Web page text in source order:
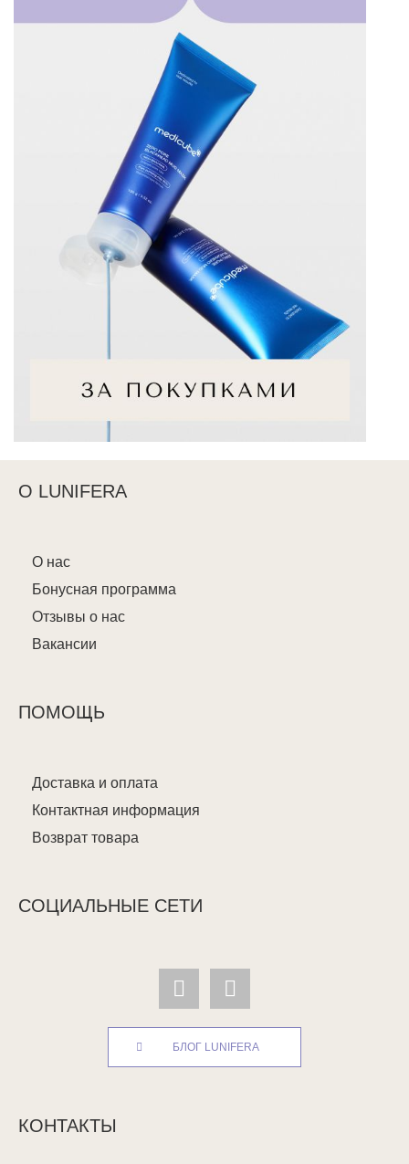
О LUNIFERA
О нас
Бонусная программа
Отзывы о нас
Вакансии
ПОМОЩЬ
Доставка и оплата
Контактная информация
Возврат товара
СОЦИАЛЬНЫЕ СЕТИ
БЛОГ LUNIFERA
КОНТАКТЫ